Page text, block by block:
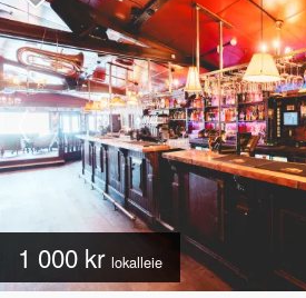
1 000 kr lokalleie